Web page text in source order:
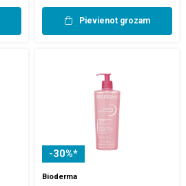
Pievienot grozam
-30%*
Bioderma